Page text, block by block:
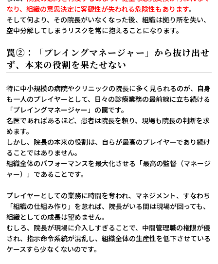
なり、組織の意思決定に客観性が失われる危険性もあります。
そして何より、その院長がいなくなった後、組織は拠り所を失い、
空中分解してしまうリスクを常に抱えることになります。
罠②：「プレイングマネージャー」から抜け出せ
ず、本来の役割を果たせない
特に中小規模の病院やクリニックの院長に多く見られるのが、自身
も一人のプレイヤーとして、日々の診療業務の最前線に立ち続ける
「プレイングマネージャー」の罠です。
名医であればあるほど、患者は院長を頼り、現場も院長の判断を求
めます。
しかし、院長の本来の役割は、自らが最高のプレイヤーであり続け
ることではありません。
組織全体のパフォーマンスを最大化させる「最高の監督（マネージ
ャー）」であることです。
プレイヤーとしての業務に時間を奪われ、マネジメント、すなわち
「組織の仕組み作り」を怠れば、院長がいる間は現場が回っても、
組織としての成長は望めません。
むしろ、院長が現場に介入しすぎることで、中間管理職の権限が侵
され、指示命令系統が混乱し、組織全体の生産性を低下させている
ケースすら少なくないのです。